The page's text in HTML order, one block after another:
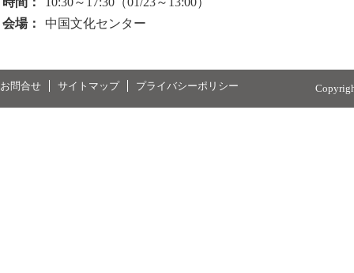
会場：
中国文化センター
お問合せ サイトマップ プライバシーポリシー